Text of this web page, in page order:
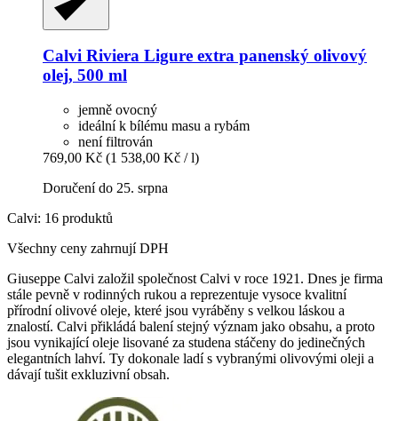
Calvi Riviera Ligure extra panenský olivový
olej, 500 ml
jemně ovocný
ideální k bílému masu a rybám
není filtrován
769,00 Kč (1 538,00 Kč / l)
Doručení do 25. srpna
Calvi: 16 produktů
Všechny ceny zahrnují DPH
Giuseppe Calvi založil společnost Calvi v roce 1921. Dnes je firma
stále pevně v rodinných rukou a reprezentuje vysoce kvalitní
přírodní olivové oleje, které jsou vyráběny s velkou láskou a
znalostí. Calvi přikládá balení stejný význam jako obsahu, a proto
jsou vynikající oleje lisované za studena stáčeny do jedinečných
elegantních lahví. Ty dokonale ladí s vybranými olivovými oleji a
dávají tušit exkluzivní obsah.